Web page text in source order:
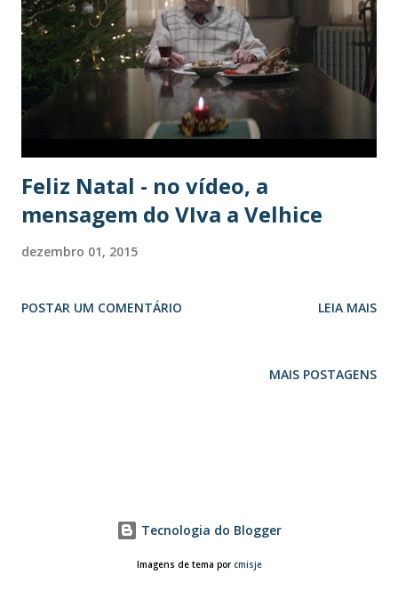
Falam que não é o perfil, que querem uma pessoa mais
habituada com a internet, computador. Eu sentia que eram
portas fechadas”, disse Glória. Na última sexta (18), porém,
ela recebeu uma mensagem da sobrinha pelo celular e
soube de um anúncio de emp...
Feliz Natal - no vídeo, a
mensagem do VIva a Velhice
dezembro 01, 2015
POSTAR UM COMENTÁRIO LEIA MAIS
MAIS POSTAGENS
Tecnologia do Blogger
Imagens de tema por cmisje